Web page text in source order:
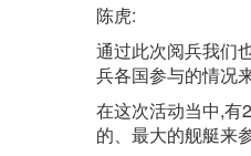
陈虎:
通过此次阅兵我们
兵各国参与的情况
在这次活动当中,有
的、最大的舰艇来